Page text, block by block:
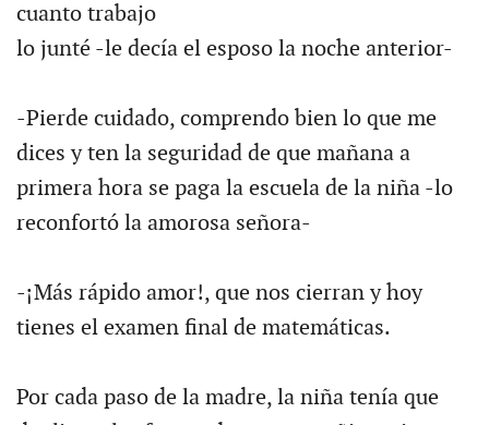
cuanto trabajo
lo junté -le decía el esposo la noche anterior-
-Pierde cuidado, comprendo bien lo que me
dices y ten la seguridad de que mañana a
primera hora se paga la escuela de la niña -lo
reconfortó la amorosa señora-
-¡Más rápido amor!, que nos cierran y hoy
tienes el examen final de matemáticas.
Por cada paso de la madre, la niña tenía que